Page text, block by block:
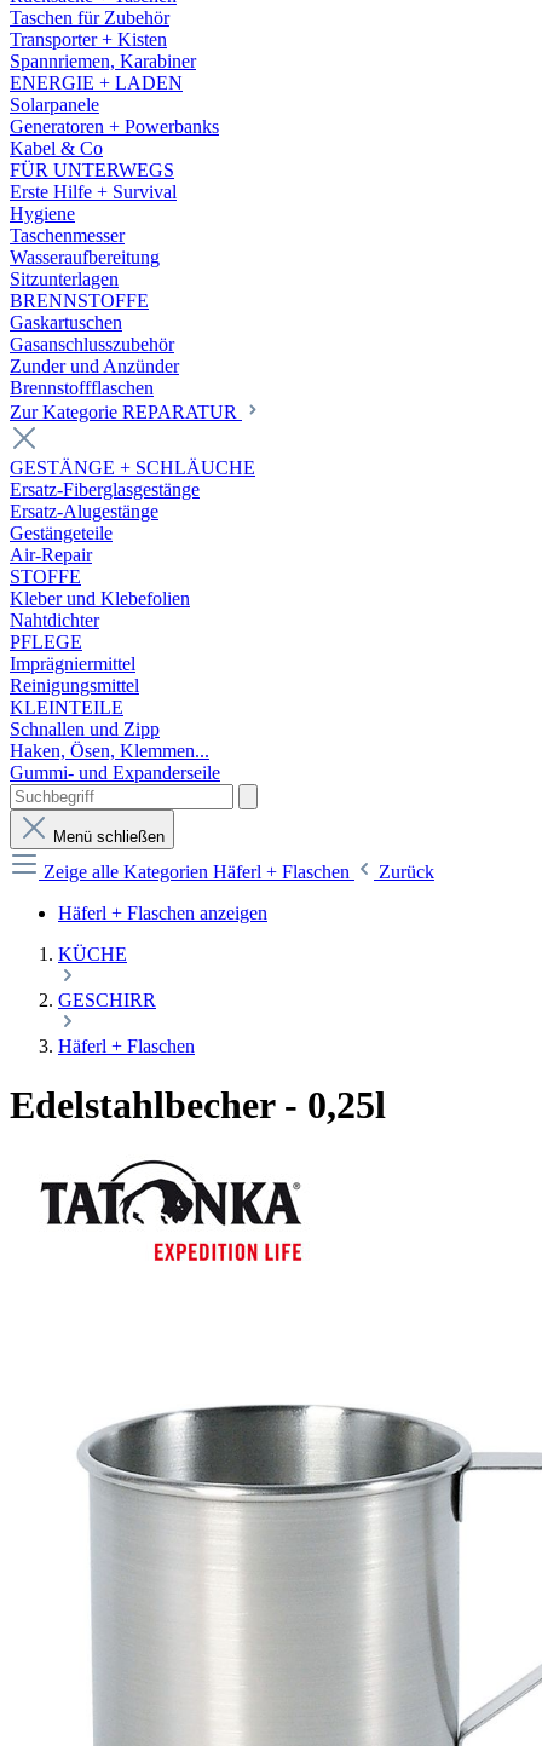
Taschen für Zubehör
Transporter + Kisten
Spannriemen, Karabiner
ENERGIE + LADEN
Solarpanele
Generatoren + Powerbanks
Kabel & Co
FÜR UNTERWEGS
Erste Hilfe + Survival
Hygiene
Taschenmesser
Wasseraufbereitung
Sitzunterlagen
BRENNSTOFFE
Gaskartuschen
Gasanschlusszubehör
Zunder und Anzünder
Brennstoffflaschen
Zur Kategorie REPARATUR
GESTÄNGE + SCHLÄUCHE
Ersatz-Fiberglasgestänge
Ersatz-Alugestänge
Gestängeteile
Air-Repair
STOFFE
Kleber und Klebefolien
Nahtdichter
PFLEGE
Imprägniermittel
Reinigungsmittel
KLEINTEILE
Schnallen und Zipp
Haken, Ösen, Klemmen...
Gummi- und Expanderseile
Menü schließen
Zeige alle Kategorien Häferl + Flaschen
Zurück
Häferl + Flaschen anzeigen
KÜCHE
GESCHIRR
Häferl + Flaschen
Edelstahlbecher - 0,25l